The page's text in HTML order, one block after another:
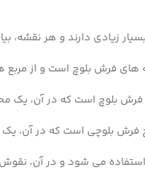
زیادی دارند و هر نقشه،
های فرش بلوچ است و از
بلوچ است که در آن، یک
فرش بلوچی است که در آن، یک
می شود و در آن، نقوش